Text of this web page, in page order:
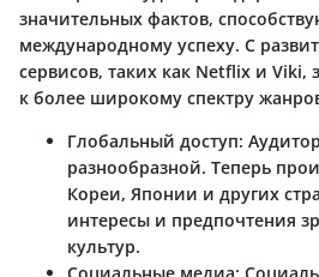
значительных фактов,
международному успеху. С
сервисов, таких как Netflix и Viki,
к более широкому спектру
Глобальный доступ:
разнообразной. Теперь
Кореи, Японии и других
интересы и предпочтения
культур.